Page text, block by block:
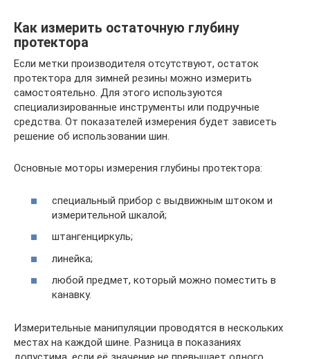
Как измерить остаточную глубину
протектора
Если метки производителя отсутствуют, остаток
протектора для зимней резины можно измерить
самостоятельно. Для этого используются
специализированные инструменты или подручные
средства. От показателей измерения будет зависеть
решение об использовании шин.
Основные моторы измерения глубины протектора:
специальный прибор с выдвижным штоком и
измерительной шкалой;
штангенциркуль;
линейка;
любой предмет, который можно поместить в
канавку.
Измерительные манипуляции проводятся в нескольких
местах на каждой шине. Разница в показаниях